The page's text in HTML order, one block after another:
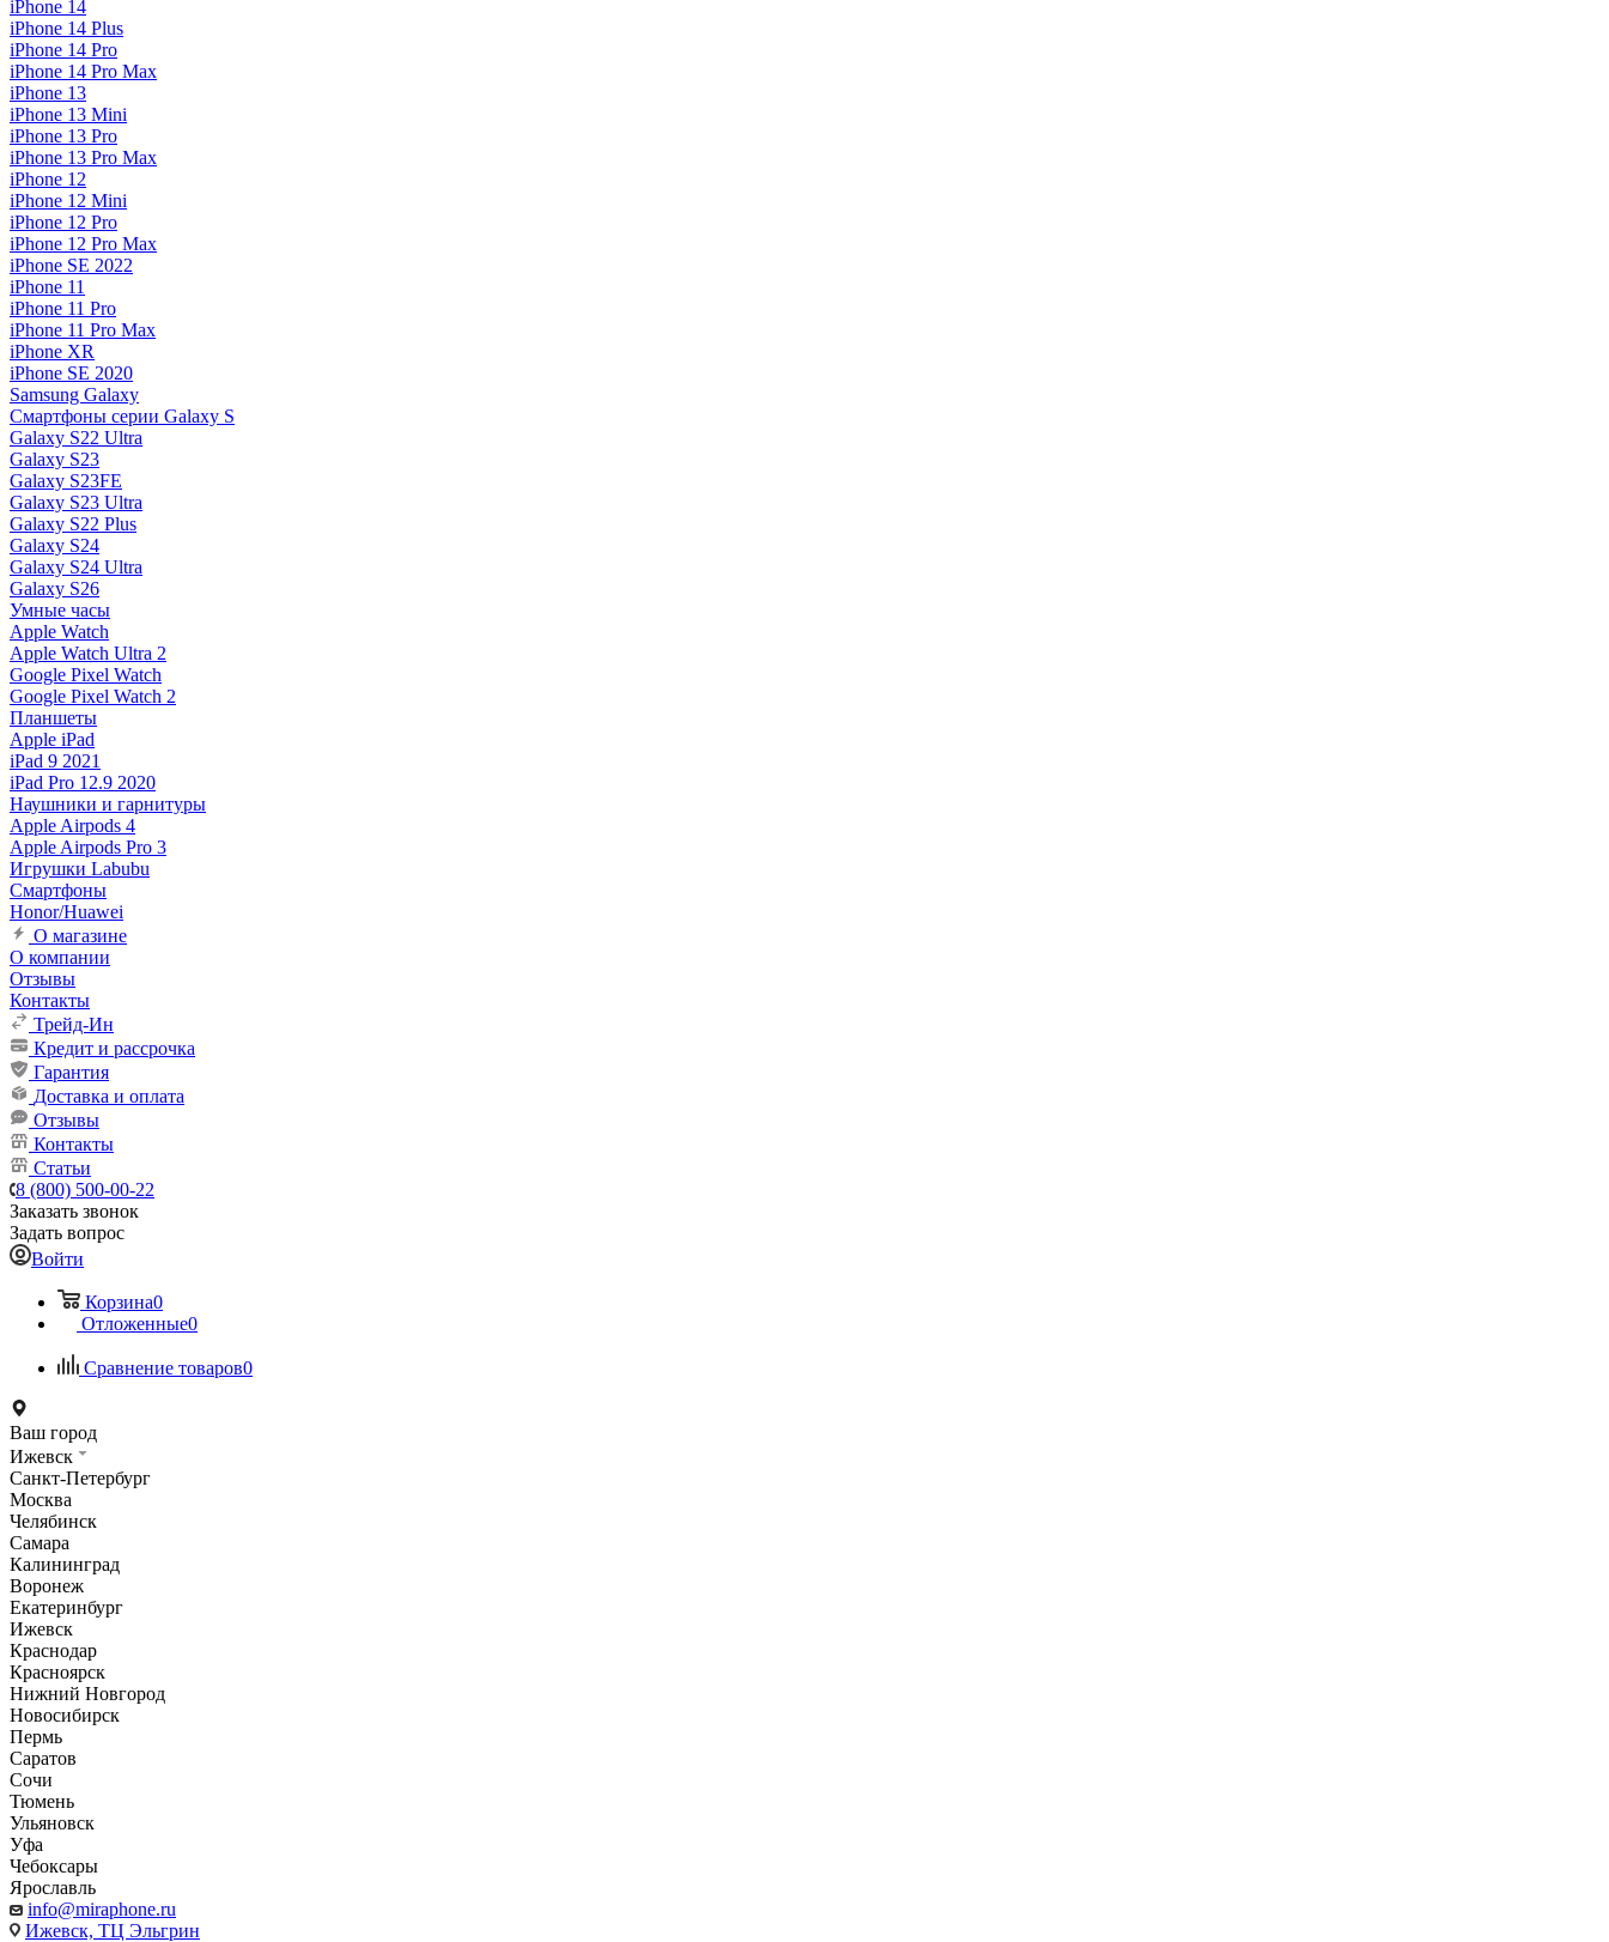
iPhone 14
iPhone 14 Plus
iPhone 14 Pro
iPhone 14 Pro Max
iPhone 13
iPhone 13 Mini
iPhone 13 Pro
iPhone 13 Pro Max
iPhone 12
iPhone 12 Mini
iPhone 12 Pro
iPhone 12 Pro Max
iPhone SE 2022
iPhone 11
iPhone 11 Pro
iPhone 11 Pro Max
iPhone XR
iPhone SE 2020
Samsung Galaxy
Смартфоны серии Galaxy S
Galaxy S22 Ultra
Galaxy S23
Galaxy S23FE
Galaxy S23 Ultra
Galaxy S22 Plus
Galaxy S24
Galaxy S24 Ultra
Galaxy S26
Умные часы
Apple Watch
Apple Watch Ultra 2
Google Pixel Watch
Google Pixel Watch 2
Планшеты
Apple iPad
iPad 9 2021
iPad Pro 12.9 2020
Наушники и гарнитуры
Apple Airpods 4
Apple Airpods Pro 3
Игрушки Labubu
Смартфоны
Honor/Huawei
О магазине
О компании
Отзывы
Контакты
Трейд-Ин
Кредит и рассрочка
Гарантия
Доставка и оплата
Отзывы
Контакты
Статьи
8 (800) 500-00-22
Заказать звонок
Задать вопрос
Войти
Корзина0
Отложенные0
Сравнение товаров0
Ваш город
Ижевск
Санкт-Петербург
Москва
Челябинск
Самара
Калининград
Воронеж
Екатеринбург
Ижевск
Краснодар
Красноярск
Нижний Новгород
Новосибирск
Пермь
Саратов
Сочи
Тюмень
Ульяновск
Уфа
Чебоксары
Ярославль
info@miraphone.ru
Ижевск, ТЦ Эльгрин